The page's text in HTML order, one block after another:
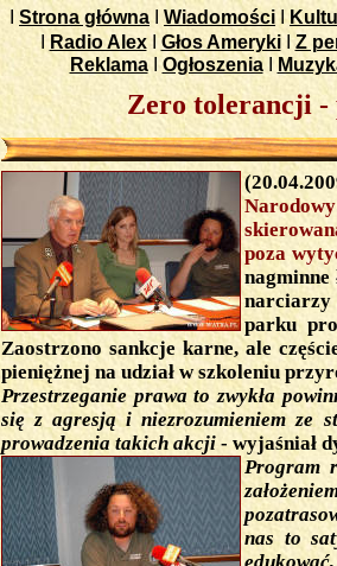
Strona główna Wiadomości
Radio Alex Głos Ameryki
Z
Reklama
OgłoszeniaI
Zero tolerancji -
poza
nagminne
narciarzy
parku
Zaostrzono sankcje karne, ale
pieniężnej na udział w szkoleniu
Przestrzeganie prawa to zwykła
się z agresją i niezrozumieniem ze
prowadzenia takich akcji - wyjaśniał
Program
nas to